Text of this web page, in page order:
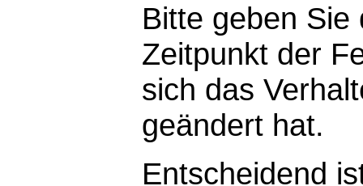
Bitte geben
Zeitpunkt der
sich das
geändert hat.
Entscheidend